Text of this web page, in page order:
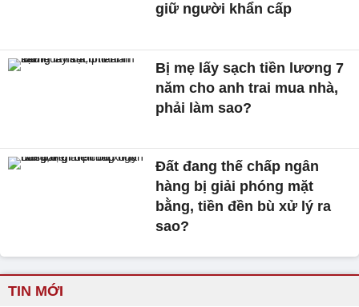
giữ người khẩn cấp
Bị mẹ lấy sạch tiền lương 7
năm cho anh trai mua nhà,
phải làm sao?
Đất đang thế chấp ngân
hàng bị giải phóng mặt
bằng, tiền đền bù xử lý ra
sao?
TIN MỚI